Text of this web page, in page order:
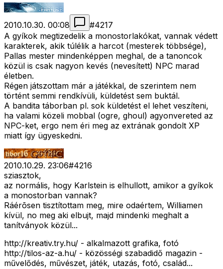
2010.10.30. 00:08 #4217
A gyíkok megtizedelik a monostorlakókat, vannak védett
karakterek, akik túlélik a harcot (mesterek többsége),
Pallas mester mindenképpen meghal, de a tanoncok
közül is csak nagyon kevés (nevesített) NPC marad
életben.
Régen játszottam már a játékkal, de szerintem nem
történt semmi rendkívüli, küldetést sem buktál.
A bandita táborban pl. sok küldetést el lehet veszíteni,
ha valami közeli mobbal (ogre, ghoul) agyonvereted az
NPC-ket, ergo nem éri meg az extrának gondolt XP
miatt így ügyeskedni.
2010.10.29. 23:06#4216
sziasztok,
az normális, hogy Karlstein is elhullott, amikor a gyíkok
a monostorban vannak?
Ráérõsen tisztítottam meg, mire odaértem, Williamen
kívül, no meg aki elbujt, majd mindenki meghalt a
tanítványok közül...
http://kreativ.try.hu/ - alkalmazott grafika, fotó
http://tilos-az-a.hu/ - közösségi szabadidő magazin -
művelődés, művészet, játék, utazás, fotó, család...